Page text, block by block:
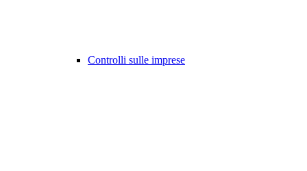
Controlli sulle imprese